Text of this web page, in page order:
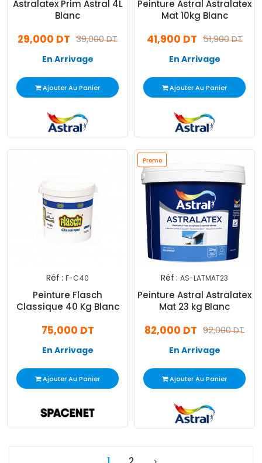
Astralatex Prim Astral 4L
Blanc
39,000 DT
29,000 DT
En Arrivage
Ajouter Au Panier
Peinture Astral Astralatex
Mat 10kg Blanc
51,900 DT
41,900 DT
En Arrivage
Ajouter Au Panier
Réf : F-C40
Peinture Flasch
Classique 40 Kg Blanc
75,000 DT
En Arrivage
Ajouter Au Panier
Promo
Réf : AS-LATMAT23
Peinture Astral Astralatex
Mat 23 kg Blanc
92,000 DT
82,000 DT
En Arrivage
Ajouter Au Panier